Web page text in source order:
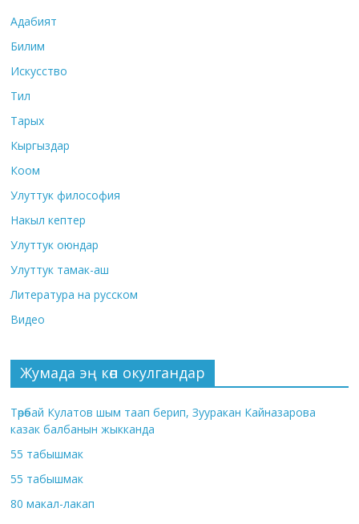
Адабият
Билим
Искусство
Тил
Тарых
Кыргыздар
Коом
Улуттук философия
Накыл кептер
Улуттук оюндар
Улуттук тамак-аш
Литература на русском
Видео
Жумада эң көп окулгандар
Төрөбай Кулатов шым таап берип, Зууракан Кайназарова
казак балбанын жыкканда
55 табышмак
55 табышмак
80 макал-лакап